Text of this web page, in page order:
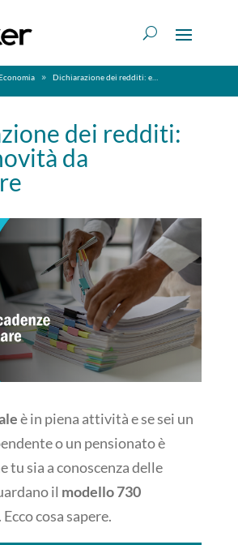
Dichiarazione dei redditi: ecco le novità da conoscere
dei redditi:
da
è in piena attività e se sei un
o un pensionato è
tu sia a conoscenza delle
il modello 730
Ecco cosa sapere.